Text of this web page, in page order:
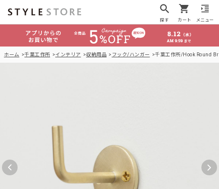
探す カート メニュー
ホーム 千葉工作所 インテリア 収納用品 フック/ハンガー 千葉工作所/Hook Round